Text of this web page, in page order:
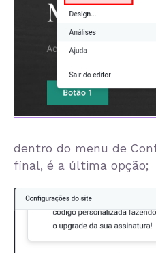
dentro do menu de
final, é a última opção;